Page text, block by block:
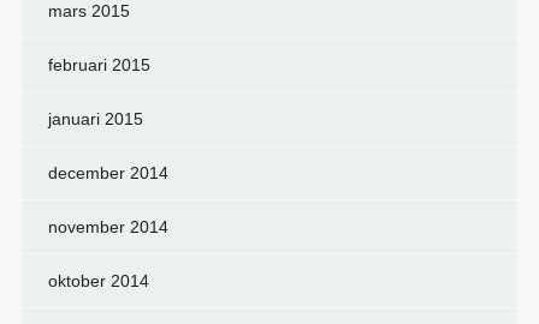
mars 2015
februari 2015
januari 2015
december 2014
november 2014
oktober 2014